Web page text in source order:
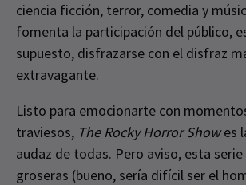
ciencia ficción, terror, comedia y
fomenta la participación del público,
supuesto, disfrazarse con el disfraz
extravagante.
Listo para emocionarte con
traviesos, The Rocky Horror Showes
audaz de todas. Pero aviso, esta
groseras (bueno, sería difícil ser el